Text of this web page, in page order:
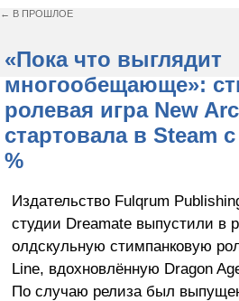
← В ПРОШЛОЕ
«Пока что выглядит
многообещающе»:
ролевая игра New
стартовала в Steam
%
Издательство Fulqrum
студии Dreamate выпустили в
олдскульную стимпанковую
Line, вдохновлённую Dragon
По случаю релиза был